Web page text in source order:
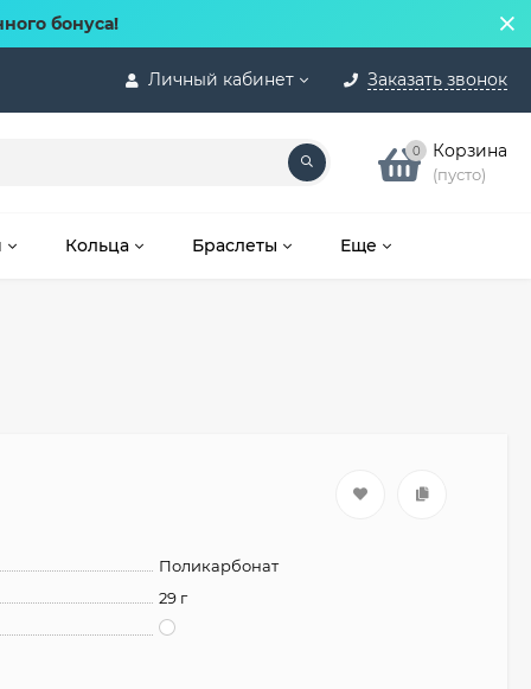
бонуса!
Личный кабинет Заказать звонок
0 Корзина
(пусто)
Кольца Браслеты Еще
Поликарбонат
29 г